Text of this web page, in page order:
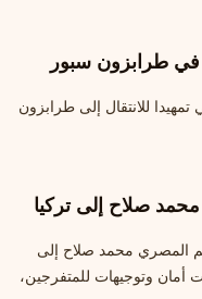
طرابزون سبور
للانتقال إلى طرابزون
صلاح إلى تركيا
المصري محمد صلاح إلى
أمان وتوجيهات للمتفرجين،